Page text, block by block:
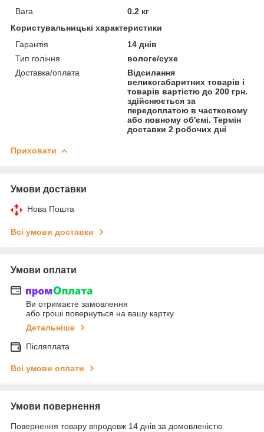
Вага
0.2 кг
Користувальницькі характеристики
Гарантія
14 днів
Тип гоління
вологе/сухе
Доставка/оплата
Відсилання
великогабаритних товарів і
товарів вартістю до 200 грн.
здійснюється за
передоплатою в частковому
або повному об'ємі. Термін
доставки 2 робочих дні
Приховати
Умови доставки
Нова Пошта
Всі умови доставки
Умови оплати
Ви отримаєте замовлення
або гроші повернуться на вашу картку
Детальніше
Післяплата
Всі умови оплати
Умови повернення
Повернення товару впродовж 14 днів за домовленістю